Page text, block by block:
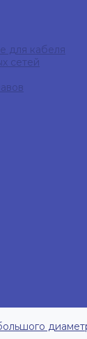
для кабеля
сетей